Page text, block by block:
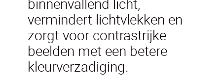
vermindert lichtvlekken en
zorgt voor contrastrijke
beelden met een betere
kleurverzadiging.